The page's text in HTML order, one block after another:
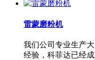
雷蒙磨粉机
我们公司专业生产
经验，科菲达已经